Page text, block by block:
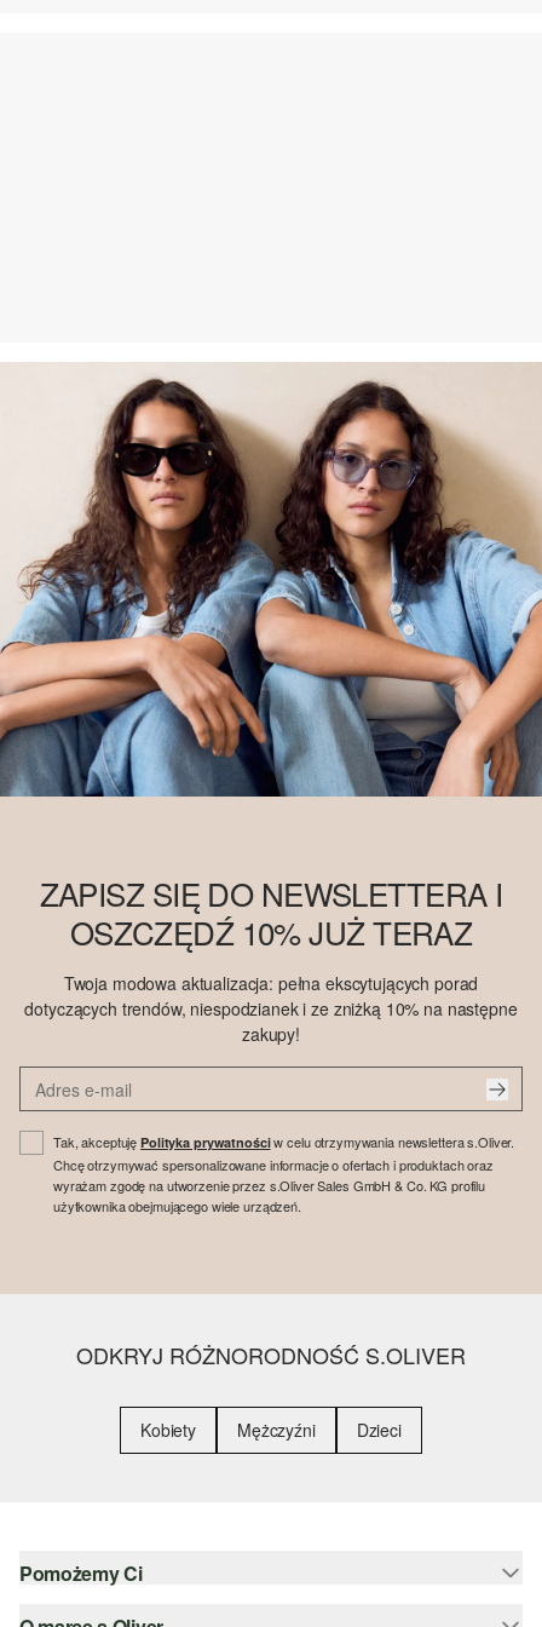
ZAPISZ SIĘ DO NEWSLETTERA I
OSZCZĘDŹ 10% JUŻ TERAZ
Twoja modowa aktualizacja: pełna ekscytujących porad
dotyczących trendów, niespodzianek i ze zniżką 10% na następne
zakupy!
Tak, akceptujęPolityka prywatnościw celu otrzymywania newslettera s.Oliver.
Chcę otrzymywać spersonalizowane informacje o ofertach i produktach oraz
wyrażam zgodę na utworzenie przez s.Oliver Sales GmbH & Co. KG profilu
użytkownika obejmującego wiele urządzeń.
ODKRYJ RÓŻNORODNOŚĆ S.OLIVER
Kobiety Mężczyźni Dzieci
Pomożemy Ci